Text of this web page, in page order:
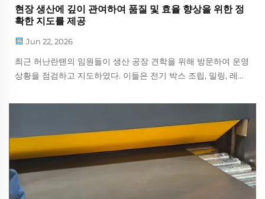
현장 생산에 깊이 관여하여 품질 및 효율 향상을 위한 정
확한 지도를 제공
Jun 22, 2026
최근 허난란톈의 임원들이 생산 공장 견학을 위해 방문하여 운영
상황을 점검하고 지도하였다. 이들은 전기 박스 조립, 밀링, 레이
으며, 명확한 ...